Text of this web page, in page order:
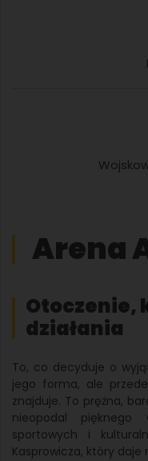
Arena
Otoczenie,
działania
To, co decyduje o
jego forma, ale
znajduje. To prężna,
nieopodal pięknego
sportowych i
Kasprowicza, który